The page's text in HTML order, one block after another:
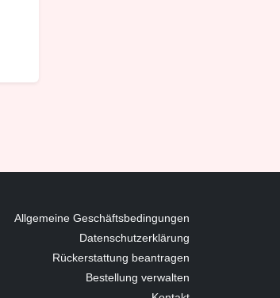
Allgemeine Geschäftsbedingungen
Datenschutzerklärung
Rückerstattung beantragen
Bestellung verwalten